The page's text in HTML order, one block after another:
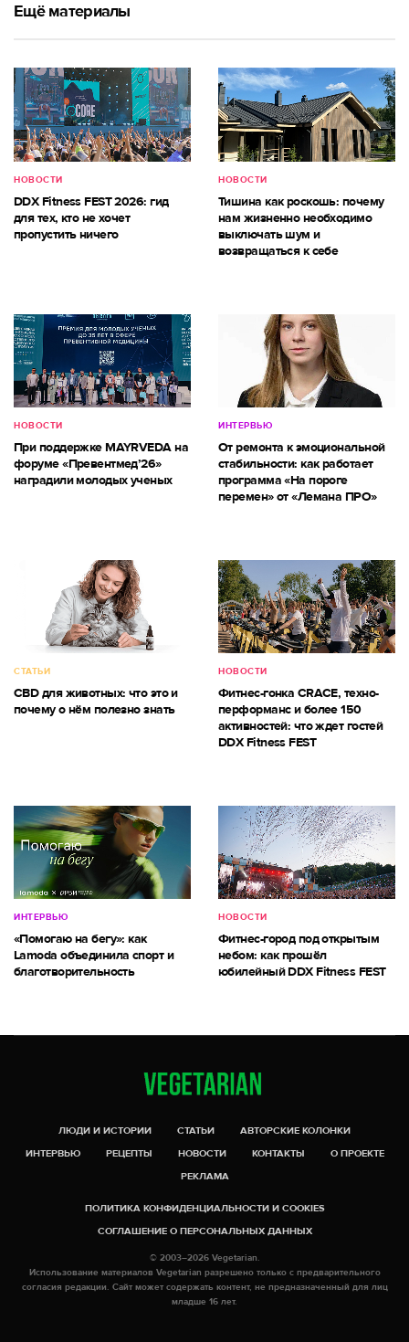
Ещё материалы
НОВОСТИ
DDX Fitness FEST 2026: гид
для тех, кто не хочет
пропустить ничего
НОВОСТИ
Тишина как роскошь: почему
нам жизненно необходимо
выключать шум и
возвращаться к себе
НОВОСТИ
При поддержке MAYRVEDA на
форуме «Превентмед’26»
наградили молодых ученых
ИНТЕРВЬЮ
От ремонта к эмоциональной
стабильности: как работает
программа «На пороге
перемен» от «Лемана ПРО»
СТАТЬИ
CBD для животных: что это и
почему о нём полезно знать
НОВОСТИ
Фитнес-гонка CRACE, техно-
перформанс и более 150
активностей: что ждет гостей
DDX Fitness FEST
ИНТЕРВЬЮ
«Помогаю на бегу»: как
Lamoda объединила спорт и
благотворительность
НОВОСТИ
Фитнес-город под открытым
небом: как прошёл
юбилейный DDX Fitness FEST
ЛЮДИ И ИСТОРИИ СТАТЬИ
АВТОРСКИЕ КОЛОНКИ
ИНТЕРВЬЮ
РЕЦЕПТЫ НОВОСТИ КОНТАКТЫ
О ПРОЕКТЕ
РЕКЛАМА
ПОЛИТИКА КОНФИДЕНЦИАЛЬНОСТИ И COOKIES
СОГЛАШЕНИЕ О ПЕРСОНАЛЬНЫХ ДАННЫХ
© 2003–2026 Vegetarian.
Использование материалов Vegetarian разрешено только с предварительного
согласия редакции. Сайт может содержать контент, не предназначенный для лиц
младше 16 лет.